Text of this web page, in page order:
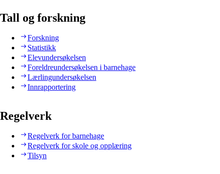
Tall og forskning
Forskning
Statistikk
Elevundersøkelsen
Foreldreundersøkelsen i barnehage
Lærlingundersøkelsen
Innrapportering
Regelverk
Regelverk for barnehage
Regelverk for skole og opplæring
Tilsyn